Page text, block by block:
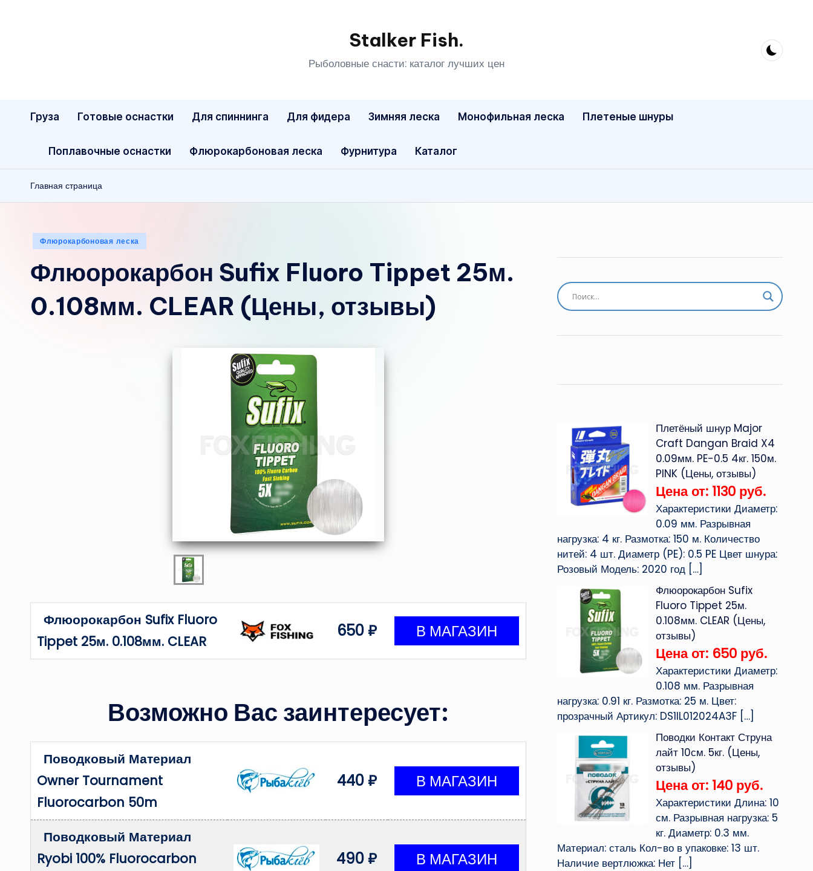
Stalker Fish.
Рыболовные снасти: каталог лучших цен
Груза Готовые оснастки Для спиннинга Для фидера Зимняя леска Монофильная леска Плетеные шнуры
Поплавочные оснастки Флюрокарбоновая леска Фурнитура Каталог
Главная страница
Опубликовано
Флюрокарбоновая леска
Флюорокарбон Sufix Fluoro Tippet 25м.
0.108мм. CLEAR (Цены, отзывы)
Флюорокарбон Sufix Fluoro
Tippet 25м. 0.108мм. CLEAR
650 ₽
Возможно Вас заинтересует:
Поводковый Материал
Owner Tournament
Fluorocarbon 50m
440 ₽
Поводковый Материал
Ryobi 100% Fluorocarbon
490 ₽
Плетёный шнур Major
Craft Dangan Braid X4
0.09мм. PE-0.5 4кг. 150м.
PINK (Цены, отзывы)
Цена от: 1130 руб.
Характеристики Диаметр:
0.09 мм. Разрывная
нагрузка: 4 кг. Размотка: 150 м. Количество
нитей: 4 шт. Диаметр (PE): 0.5 PE Цвет шнура:
Розовый Модель: 2020 год[…]
Флюорокарбон Sufix
Fluoro Tippet 25м.
0.108мм. CLEAR (Цены,
отзывы)
Цена от: 650 руб.
Характеристики Диаметр:
0.108 мм. Разрывная
нагрузка: 0.91 кг. Размотка: 25 м. Цвет:
прозрачный Артикул: DS1IL012024A3F[…]
Поводки Контакт Струна
лайт 10см. 5кг. (Цены,
отзывы)
Цена от: 140 руб.
Характеристики Длина: 10
см. Разрывная нагрузка: 5
кг. Диаметр: 0.3 мм.
Материал: сталь Кол-во в упаковке: 13 шт.
Наличие вертлюжка: Нет[…]